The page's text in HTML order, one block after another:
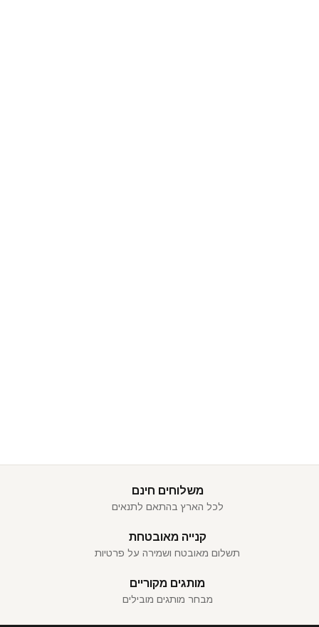
משלוחים חינם
לכל הארץ בהתאם לתנאים
קנייה מאובטחת
תשלום מאובטח ושמירה על פרטיות
מותגים מקוריים
מבחר מותגים מובילים